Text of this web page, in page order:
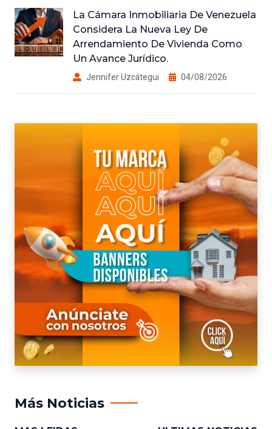
La Cámara Inmobiliaria De Venezuela
Considera La Nueva Ley De
Arrendamiento De Vivienda Como
Un Avance Jurídico.
Jennifer Uzcátegui 04/08/2026
Más Noticias